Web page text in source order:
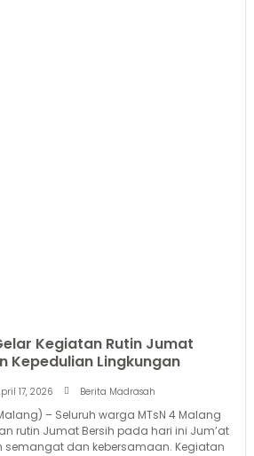
Kegiatan Rutin Jumat
Kepedulian Lingkungan
17, 2026 Berita Madrasah
– Seluruh warga MTsN 4 Malang
rutin Jumat Bersih pada hari ini Jum’at
semangat dan kebersamaan. Kegiatan